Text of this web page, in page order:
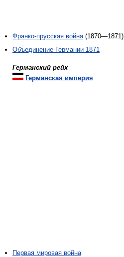
Франко-прусская война (1870—1871)
Объединение Германии 1871
Германский рейх
Германская империя
Первая мировая война